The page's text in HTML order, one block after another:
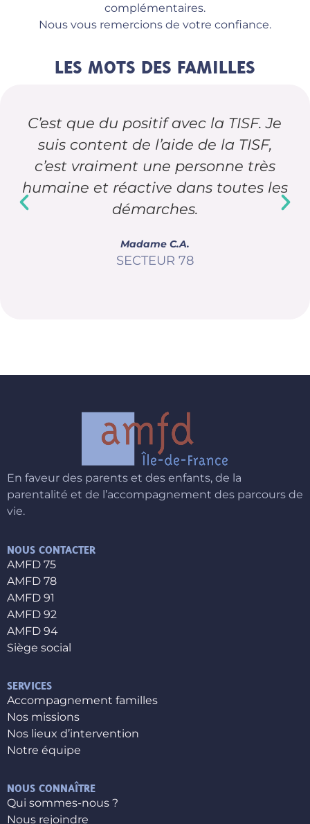
complémentaires.
Nous vous remercions de votre confiance.
LES MOTS DES FAMILLES
C’est que du positif avec la TISF. Je
suis content de l’aide de la TISF,
c’est vraiment une personne très
humaine et réactive dans toutes les
démarches.
Madame C.A.
SECTEUR 78
En faveur des parents et des enfants, de la
parentalité et de l’accompagnement des parcours de
vie.
NOUS CONTACTER
AMFD 75
AMFD 78
AMFD 91
AMFD 92
AMFD 94
Siège social
SERVICES
Accompagnement familles
Nos missions
Nos lieux d’intervention
Notre équipe
NOUS CONNAÎTRE
Qui sommes-nous ?
Nous rejoindre